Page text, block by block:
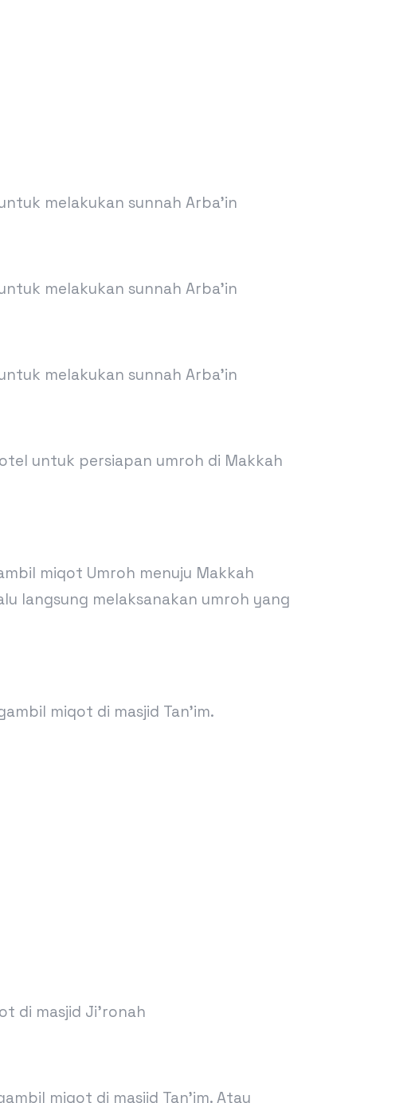
melakukan sunnah Arba’in
melakukan sunnah Arba’in
melakukan sunnah Arba’in
untuk persiapan umroh di Makkah
miqot Umroh menuju Makkah
langsung melaksanakan umroh yang
miqot di masjid Tan’im.
di masjid Ji’ronah
miqot di masjid Tan’im. Atau